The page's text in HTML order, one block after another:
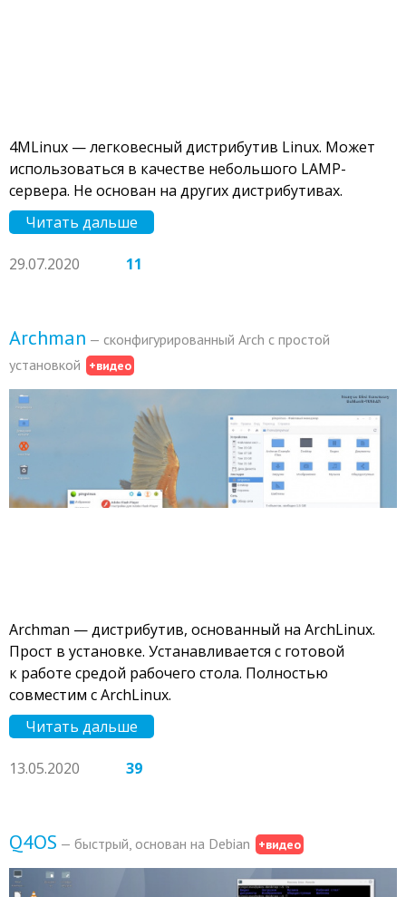
4MLinux — легковесный дистрибутив Linux. Может
использоваться в качестве небольшого LAMP-
сервера. Не основан на других дистрибутивах.
Читать дальше
29.07.2020 11
Archman — сконфигурированный Arch с простой
установкой
+видео
Archman — дистрибутив, основанный на ArchLinux.
Прост в установке. Устанавливается с готовой
к работе средой рабочего стола. Полностью
совместим с ArchLinux.
Читать дальше
13.05.2020 39
Q4OS — быстрый, основан на Debian +видео